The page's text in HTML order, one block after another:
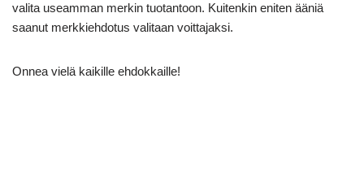
valita useamman merkin tuotantoon. Kuitenkin eniten ääniä
saanut merkkiehdotus valitaan voittajaksi.
Onnea vielä kaikille ehdokkaille!